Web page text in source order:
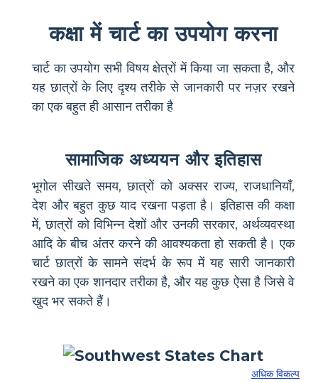
कक्षा में चार्ट का उपयोग करना
चार्ट का उपयोग सभी विषय क्षेत्रों में किया जा सकता है, और
यह छात्रों के लिए दृश्य तरीके से जानकारी पर नज़र रखने
का एक बहुत ही आसान तरीका है
सामाजिक अध्ययन और इतिहास
भूगोल सीखते समय, छात्रों को अक्सर राज्य, राजधानियाँ,
देश और बहुत कुछ याद रखना पड़ता है। इतिहास की कक्षा
में, छात्रों को विभिन्न देशों और उनकी सरकार, अर्थव्यवस्था
आदि के बीच अंतर करने की आवश्यकता हो सकती है। एक
चार्ट छात्रों के सामने संदर्भ के रूप में यह सारी जानकारी
रखने का एक शानदार तरीका है, और यह कुछ ऐसा है जिसे वे
खुद भर सकते हैं।
अधिक विकल्प